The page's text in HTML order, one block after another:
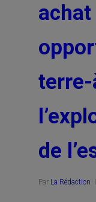
achat
de
Par La Rédaction